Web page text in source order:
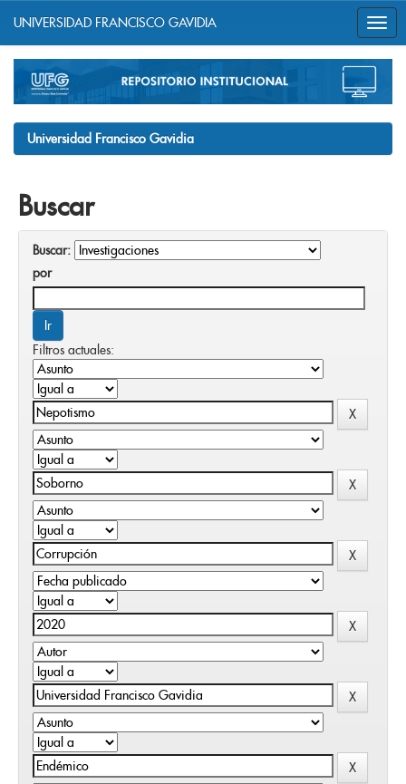
navigation
UNIVERSIDAD FRANCISCO GAVIDIA
Universidad Francisco Gavidia
Buscar
Buscar:
por
Filtros actuales: